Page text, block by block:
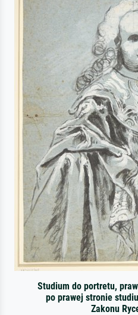
Studium do portretu,
po prawej stronie
Zakonu